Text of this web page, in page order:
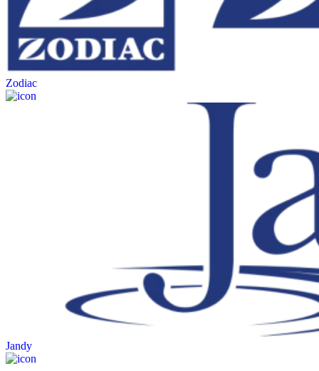
Zodiac
Jandy